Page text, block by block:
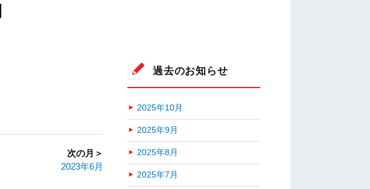
次の月＞
2023年6月
過去のお知らせ
2025年10月
2025年9月
2025年8月
2025年7月